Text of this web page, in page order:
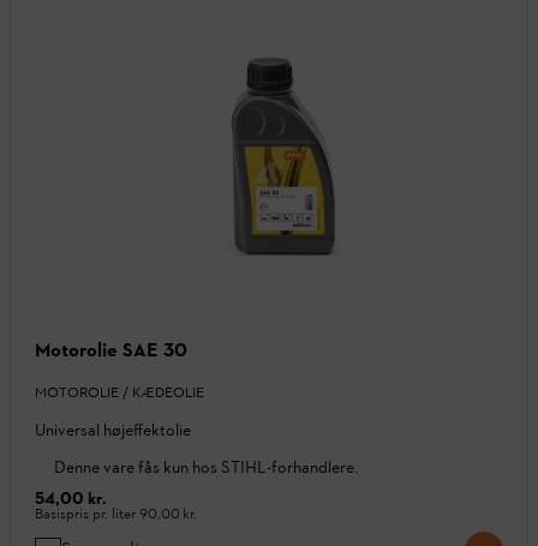
Motorolie SAE 30
MOTOROLIE / KÆDEOLIE
Universal højeffektolie
Denne vare fås kun hos STIHL-forhandlere.
54,00 kr.
Basispris pr. liter90,00 kr.